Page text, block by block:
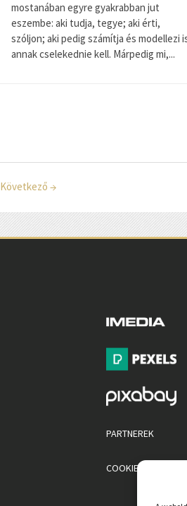
mostanában egyre gyakrabban jut
eszembe: aki tudja, tegye; aki érti,
szóljon; aki pedig számítja és modellezi
annak cselekednie kell. Márpedig mi,...
Következő →
PARTNEREK
COOKIE SZABÁLYZAT